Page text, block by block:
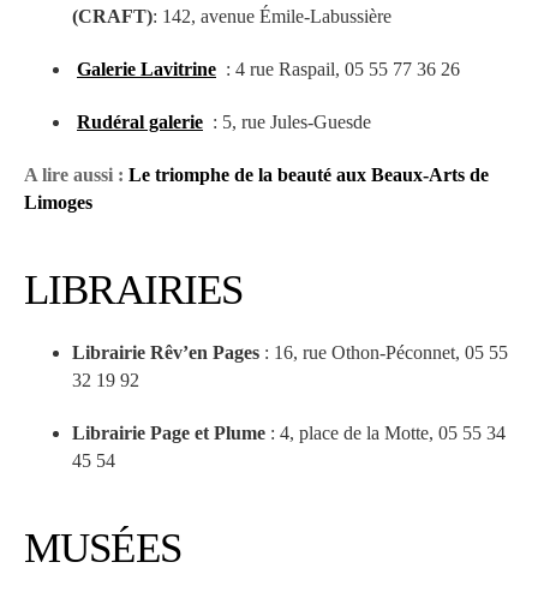
(CRAFT): 142, avenue Émile-Labussière
Galerie Lavitrine : 4 rue Raspail, 05 55 77 36 26
Rudéral galerie : 5, rue Jules-Guesde
A lire aussi : Le triomphe de la beauté aux Beaux-Arts de
Limoges
LIBRAIRIES
Librairie Rêv’en Pages : 16, rue Othon-Péconnet, 05 55
32 19 92
Librairie Page et Plume : 4, place de la Motte, 05 55 34
45 54
MUSÉES